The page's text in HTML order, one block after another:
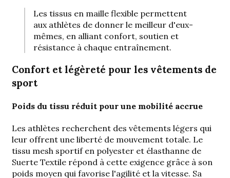
Les tissus en maille flexible permettent
aux athlètes de donner le meilleur d'eux-
mêmes, en alliant confort, soutien et
résistance à chaque entraînement.
Confort et légèreté pour les vêtements de
sport
Poids du tissu réduit pour une mobilité accrue
Les athlètes recherchent des vêtements légers qui
leur offrent une liberté de mouvement totale. Le
tissu mesh sportif en polyester et élasthanne de
Suerte Textile répond à cette exigence grâce à son
poids moyen qui favorise l'agilité et la vitesse. Sa